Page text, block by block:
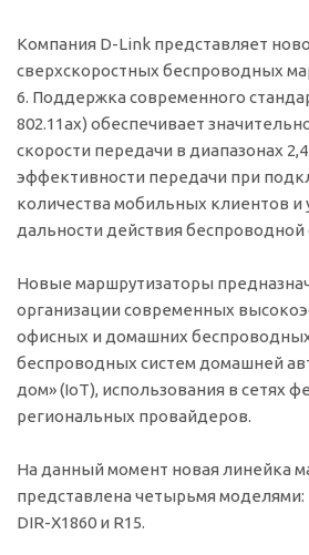
Компания D-Link представляет
сверхскоростных беспроводных
6. Поддержка современного
802.11ax) обеспечивает
скорости передачи в диапазонах
эффективности передачи при
количества мобильных клиентов и
дальности действия беспроводной
Новые маршрутизаторы
организации современных
офисных и домашних беспроводных
беспроводных систем домашней
дом» (IoT), использования в сетях
региональных провайдеров.
На данный момент новая линейка
представлена четырьмя моделями:
DIR-X1860 и R15.